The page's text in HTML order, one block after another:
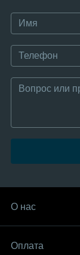
О нас
Оплата